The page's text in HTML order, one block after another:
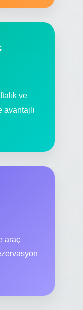
ve
avantajlı
araç